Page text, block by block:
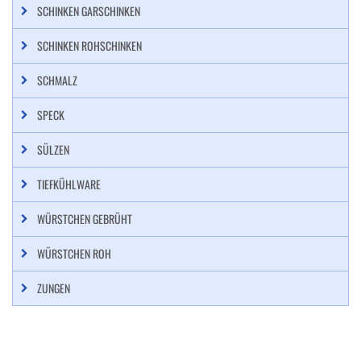
SCHINKEN GARSCHINKEN
SCHINKEN ROHSCHINKEN
SCHMALZ
SPECK
SÜLZEN
TIEFKÜHLWARE
WÜRSTCHEN GEBRÜHT
WÜRSTCHEN ROH
ZUNGEN